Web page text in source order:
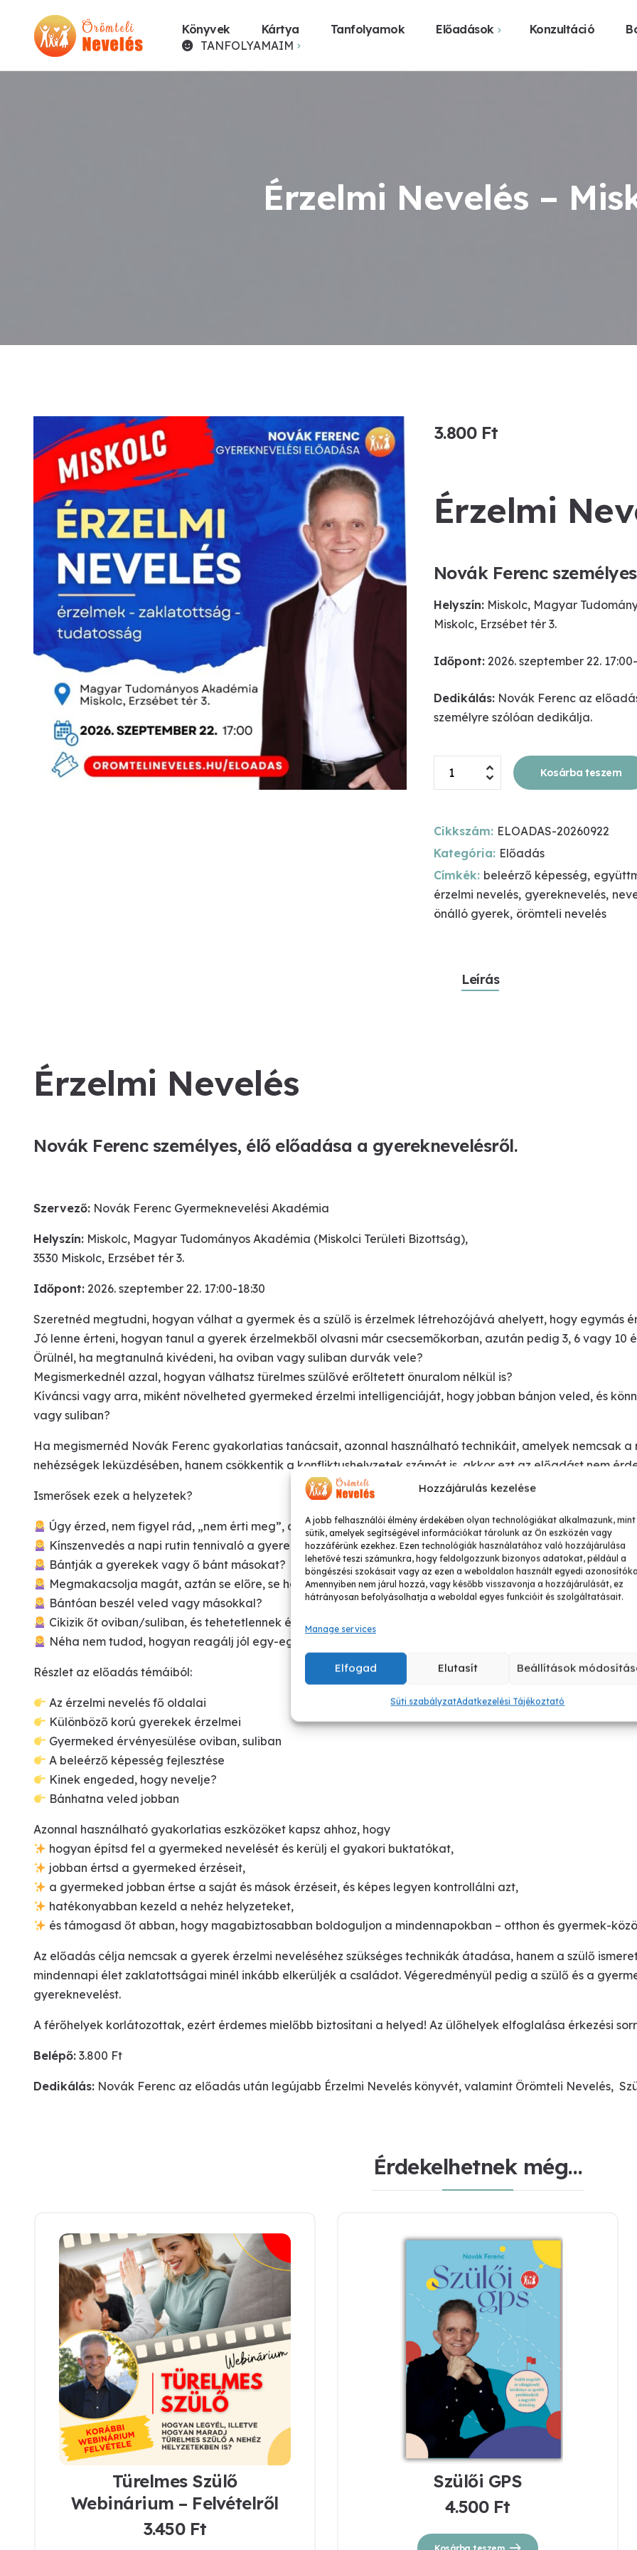
Hozzájárulás kezelése
A jobb felhasználói élmény érdekében olyan technológiákat alkalmazunk,
sütik, amelyek segítségével információkat tárolunk az Ön eszközén vagy
hozzáférünk ezekhez. Ezen technológiák használatához való hozzájárulása
lehetővé teszi számunkra, hogy feldolgozzunk bizonyos adatokat, például a
böngészési szokásait vagy az ezen a weboldalon használt egyedi
Amennyiben nem járul hozzá, vagy később visszavonja a hozzájárulását, ez
hátrányosan befolyásolhatja a weboldal egyes funkcióit és szolgáltatásait.
Manage services
Elfogad Elutasít Beállítások
Süti szabályzatAdatkezelési Tájékoztató
Könyvek Kártya Tanfolyamok Előadások Konzultáció
Webshop
TANFOLYAMAIM
Érzelmi Nevelés –
3.800 Ft
Érzelmi
Novák Ferenc
Helyszín:Miskolc, Magyar
Miskolc, Erzsébet tér 3.
Időpont:2026. szeptember 22.
Dedikálás:Novák Ferenc az
személyre szólóan dedikálja.
Kosárba teszem
Cikkszám: ELOADAS-20260922
Kategória: Előadás
Címkék: beleérző képesség,
érzelmi nevelés, gyereknevelés,
önálló gyerek, örömteli nevelés
Leírás
Érzelmi Nevelés
Novák Ferencszemélyes, élő előadása a gyereknevelésről.
Szervező: Novák Ferenc Gyermeknevelési Akadémia
Helyszín: Miskolc, Magyar Tudományos Akadémia (Miskolci Területi Bizottság),
3530 Miskolc, Erzsébet tér 3.
Időpont: 2026. szeptember 22. 17:00-18:30
Szeretnéd megtudni, hogyan válhat a gyermek és a szülő is érzelmek létrehozójává ahelyett, hogy egymás
Jó lenne érteni, hogyan tanul a gyerek érzelmekből olvasni már csecsemőkorban, azután pedig 3, 6 vagy 10
Örülnél, ha megtanulná kivédeni, ha oviban vagy suliban durvák vele?
Megismerkednél azzal, hogyan válhatsz türelmes szülővé erőltetett önuralom nélkül is?
Kíváncsi vagy arra, miként növelheted gyermeked érzelmi intelligenciáját, hogy jobban bánjon veled, és
vagy suliban?
Ha megismernéd Novák Ferenc gyakorlatias tanácsait, azonnal használható technikáit, amelyek nemcsak
nehézségek leküzdésében, hanem csökkentik a konfliktushelyzetek számát is, akkor ezt az előadást nem
Ismerősek ezek a helyzetek?
Úgy érzed, nem figyel rád, „nem érti meg”, amit mondasz?
Kínszenvedés a napi rutin tennivaló a gyerekkel?
Bántják a gyerekek vagy ő bánt másokat?
Megmakacsolja magát, aztán se előre, se hátra?
Bántóan beszél veled vagy másokkal?
Cikizik őt oviban/suliban, és tehetetlennek érzed magad?
Néha nem tudod, hogyan reagálj jól egy-egy feszült helyzetben?
Részlet az előadás témáiból:
Az érzelmi nevelés fő oldalai
Különböző korú gyerekek érzelmei
Gyermeked érvényesülése oviban, suliban
A beleérző képesség fejlesztése
Kinek engeded, hogy nevelje?
Bánhatna veled jobban
Azonnal használható gyakorlatias eszközöket kapsz ahhoz, hogy
hogyan építsd fel a gyermeked nevelését és kerülj el gyakori buktatókat,
jobban értsd a gyermeked érzéseit,
a gyermeked jobban értse a saját és mások érzéseit, és képes legyen kontrollálni azt,
hatékonyabban kezeld a nehéz helyzeteket,
és támogasd őt abban, hogy magabiztosabban boldoguljon a mindennapokban – otthon és gyermek-
Az előadás célja nemcsak a gyerek érzelmi neveléséhez szükséges technikák átadása, hanem a szülő
mindennapi élet zaklatottságai minél inkább elkerüljék a családot. Végeredményül pedig a szülő és a
gyereknevelést.
A férőhelyek korlátozottak, ezért érdemes mielőbb biztosítani a helyed! Az ülőhelyek elfoglalása érkezési
Belépő: 3.800 Ft
Dedikálás: Novák Ferenc az előadás után legújabb Érzelmi Nevelés könyvét, valamint Örömteli Nevelés,
Érdekelhetnek még…
Türelmes Szülő
Webinárium – Felvételről
3.450 Ft
Szülői GPS
4.500 Ft